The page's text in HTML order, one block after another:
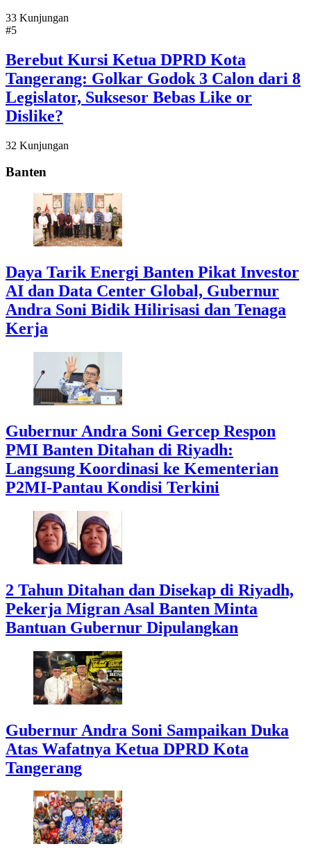
33 Kunjungan
#5
Berebut Kursi Ketua DPRD Kota
Tangerang: Golkar Godok 3 Calon dari 8
Legislator, Suksesor Bebas Like or
Dislike?
32 Kunjungan
Banten
Daya Tarik Energi Banten Pikat Investor
AI dan Data Center Global, Gubernur
Andra Soni Bidik Hilirisasi dan Tenaga
Kerja
Gubernur Andra Soni Gercep Respon
PMI Banten Ditahan di Riyadh:
Langsung Koordinasi ke Kementerian
P2MI-Pantau Kondisi Terkini
2 Tahun Ditahan dan Disekap di Riyadh,
Pekerja Migran Asal Banten Minta
Bantuan Gubernur Dipulangkan
Gubernur Andra Soni Sampaikan Duka
Atas Wafatnya Ketua DPRD Kota
Tangerang